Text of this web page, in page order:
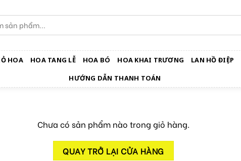
HOA HOA TANG LỄ HOA BÓ HOA KHAI TRƯƠNG LAN HỒ ĐIỆP
HƯỚNG DẪN THANH TOÁN
Chưa có sản phẩm nào trong giỏ hàng.
QUAY TRỞ LẠI CỬA HÀNG